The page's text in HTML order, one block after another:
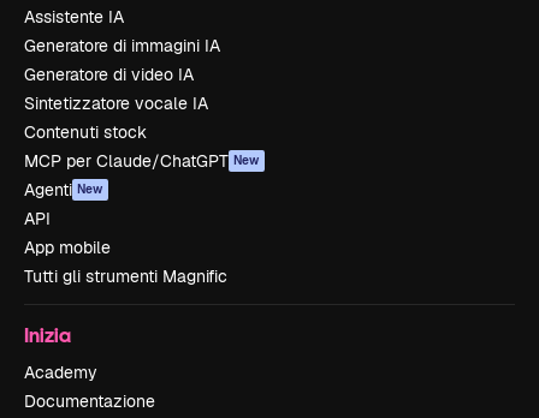
Assistente IA
Generatore di immagini IA
Generatore di video IA
Sintetizzatore vocale IA
Contenuti stock
MCP per Claude/ChatGPT New
Agenti New
API
App mobile
Tutti gli strumenti Magnific
Inizia
Academy
Documentazione